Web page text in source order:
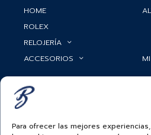
Para ofrecer las mejores
HOME
ROLEX
RELOJERÍA
ACCESORIOS
BAUER NEWS
SIGUENOS EN